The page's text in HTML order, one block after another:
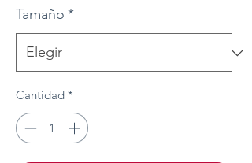
Tamaño *
Cantidad *